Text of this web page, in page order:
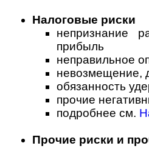
Налоговые риски
непризнание
прибыль
неправильное
невозмещение,
обязанность
прочие
подробнее см.
Прочие риски и